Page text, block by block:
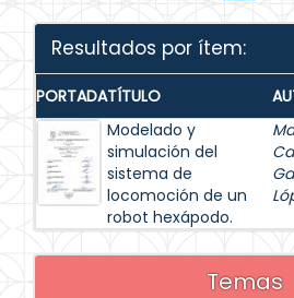
Resultados por ítem:
PORTADATÍTULO
Modelado y
simulación del
sistema de
locomoción de un
robot hexápodo.
Temas